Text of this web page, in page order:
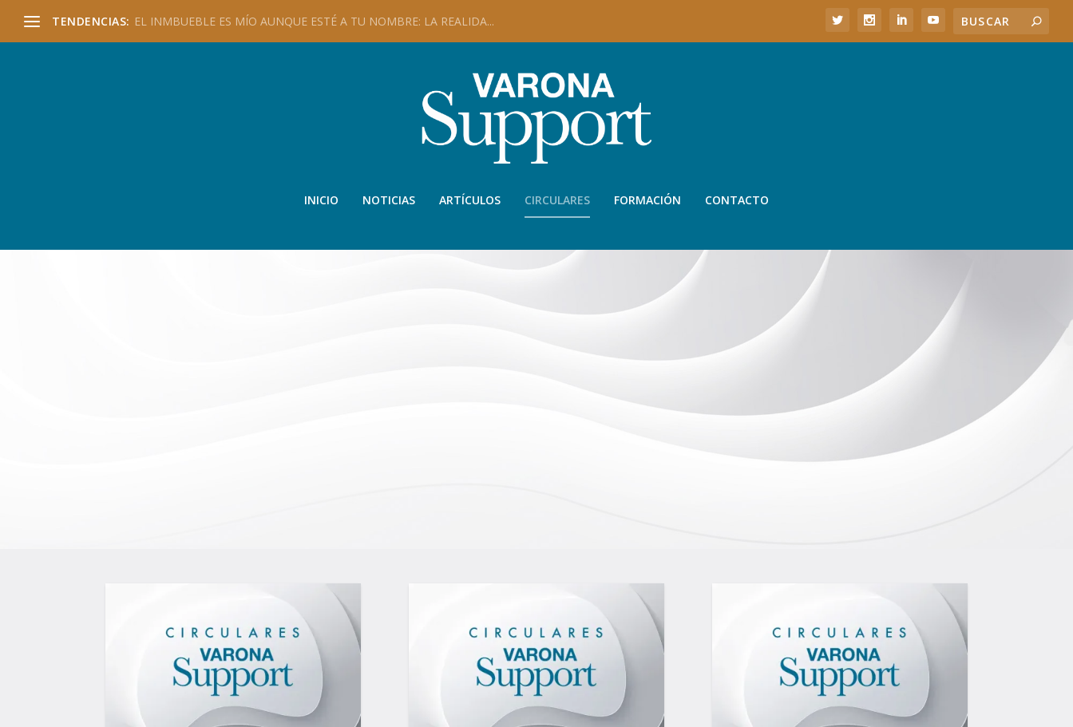
TENDENCIAS: EL INMBUEBLE ES MÍO AUNQUE ESTÉ A TU NOMBRE: LA REALIDA...
INICIO NOTICIAS ARTÍCULOS CIRCULARES FORMACIÓN CONTACTO
CIRCULARES